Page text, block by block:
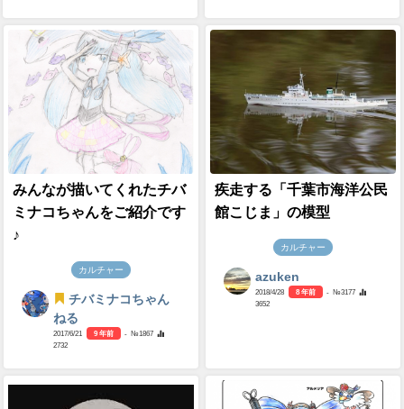
みんなが描いてくれたチバ
ミナコちゃんをご紹介です
♪
カルチャー
チバミナコちゃん
ねる
2017/6/21 9 年前
- №1867
2732
疾走する「千葉市海洋公民
館こじま」の模型
カルチャー
azuken
2018/4/28 8 年前
- №3177
3652